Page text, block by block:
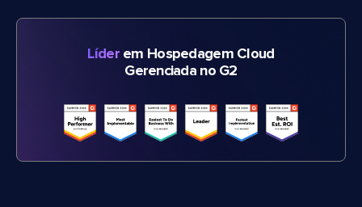
Líderem Hospedagem Cloud
Gerenciada no G2